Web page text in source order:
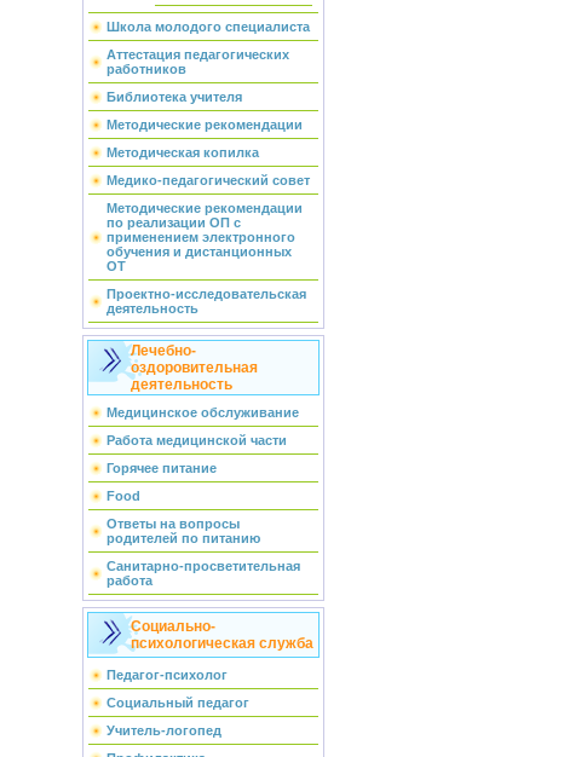
Школа молодого специалиста
Аттестация педагогических
работников
Библиотека учителя
Методические рекомендации
Методическая копилка
Медико-педагогический совет
Методические рекомендации
по реализации ОП с
применением электронного
обучения и дистанционных
ОТ
Проектно-исследовательская
деятельность
Лечебно-
оздоровительная
деятельность
Медицинское обслуживание
Работа медицинской части
Горячее питание
Food
Ответы на вопросы
родителей по питанию
Санитарно-просветительная
работа
Социально-
психологическая служба
Педагог-психолог
Социальный педагог
Учитель-логопед